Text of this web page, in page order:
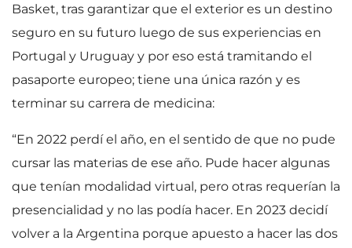
Basket, tras garantizar que el exterior es un destino
seguro en su futuro luego de sus experiencias en
Portugal y Uruguay y por eso está tramitando el
pasaporte europeo; tiene una única razón y es
terminar su carrera de medicina:
“En 2022 perdí el año, en el sentido de que no pude
cursar las materias de ese año. Pude hacer algunas
que tenían modalidad virtual, pero otras requerían la
presencialidad y no las podía hacer. En 2023 decidí
volver a la Argentina porque apuesto a hacer las dos